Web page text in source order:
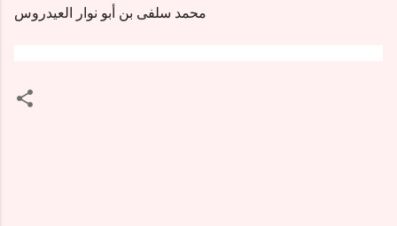
محمد سلفى بن أبو نوار العيدروس